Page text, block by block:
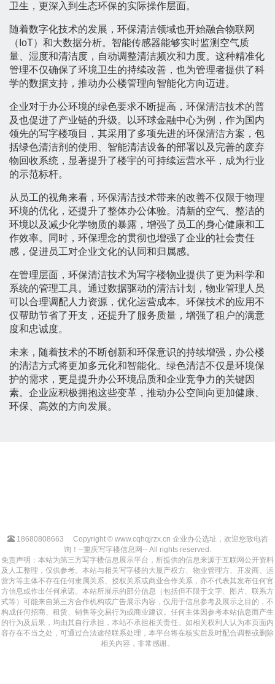
卫生，更深入到生态环保的实际操作层面。
随着数字化技术的发展，环保清洁领域也开始融合物联网
（IoT）和大数据分析。智能传感器能够实时监测空气质
量、湿度和清洁度，自动调整清洁频次和力度。这种精准化
管理不仅确保了环境卫生的持续改善，也为管理者提供了科
学的数据支持，推动办公楼管理向智能化方向迈进。
企业对于办公环境的绿色要求不断提高，环保清洁技术的普
及也促进了产业链的升级。以环球金融中心为例，作为国内
领先的写字楼项目，其采用了多项先进的环保清洁方案，包
括绿色清洁剂的使用、智能清洁设备的部署以及完善的废弃
物回收系统，显著提升了楼宇的可持续运营水平，成为行业
的示范标杆。
从员工的视角来看，环保清洁技术带来的改善不仅限于物理
环境的优化，还提升了整体办公体验。清新的空气、整洁的
环境以及减少化学物质的暴露，增强了员工的身心健康和工
作效率。同时，环保理念的贯彻也增强了企业的社会责任
感，促进员工对企业文化的认同和归属感。
在管理层面，环保清洁技术为写字楼物业提供了更为科学和
系统的管理工具。通过数据驱动的清洁计划，物业管理人员
可以合理调配人力资源，优化运营成本。环保技术的应用不
仅帮助节省了开支，还提升了服务质量，增强了租户的满意
度和忠诚度。
未来，随着技术的不断创新和环保意识的持续增强，办公楼
的清洁方式将更加多元化和智能化。绿色清洁不仅是环境保
护的需求，更是提升办公环境品质和企业竞争力的关键因
素。企业应积极拥抱这些变革，推动办公空间向更加健康、
环保、高效的方向发展。
18680808663
Copyright © www.cqhqjrzx.cn 企业办公选址，欢迎您致电咨
询！--重庆写字楼信息网-- All rights reserved.
免责声明：本站为第三方写字楼信息展示平台，所提供的信息来源于互联网公开资料
及人工整理，仅供参考。本站与相关写字楼的大厦产权方、物业管理方、开发商、运
营方等主体不存在任何隶属关系、授权关系或商业合作关系，亦不代表其发布任何官
方信息或作出任何承诺。本站所展示的部分信息（包括但不限于文字、图片、联系方
式等）可能来自第三方合作机构或广告展示内容，仅用于信息参考及展示之目的，不
构成任何招商、租赁、销售等交易行为或商业建议。任何主体因参考本站信息而产生
的行为及后果，均由其自行承担，本站不承担相关责任。如相关权利人认为本页面内
容存在不当之处，可通过合法途径联系处理，本平台将在核实后及时配合调整或删除
相关内容，非常感谢。